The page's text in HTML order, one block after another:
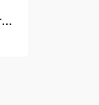
Digitale Sitzungen: Vom Kriseninstrument zum neuen Standard